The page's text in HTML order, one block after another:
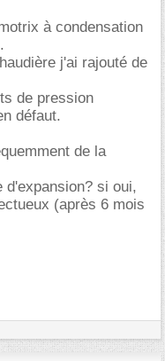
à condensation
j'ai rajouté de
de pression
défaut.
de la
d'expansion? si oui,
(après 6 mois